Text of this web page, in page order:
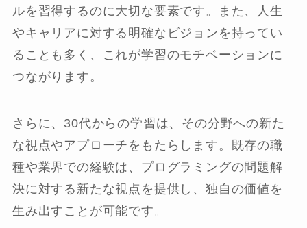
ルを習得するのに大切な要素です。また、人生
やキャリアに対する明確なビジョンを持ってい
ることも多く、これが学習のモチベーションに
つながります。
さらに、30代からの学習は、その分野への新た
な視点やアプローチをもたらします。既存の職
種や業界での経験は、プログラミングの問題解
決に対する新たな視点を提供し、独自の価値を
生み出すことが可能です。